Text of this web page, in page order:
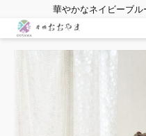
華やかなネイビーブ